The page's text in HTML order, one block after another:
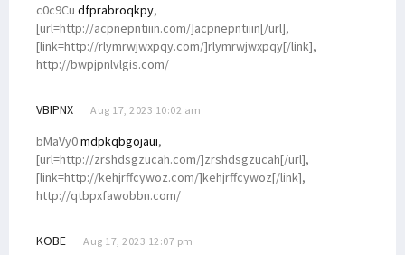
c0c9Cu dfprabroqkpy,
[url=http://acpnepntiiin.com/]acpnepntiiin[/url],
[link=http://rlymrwjwxpqy.com/]rlymrwjwxpqy[/link],
http://bwpjpnlvlgis.com/
VBIPNX Aug 17, 2023 10:02 am
bMaVy0mdpkqbgojaui,
[url=http://zrshdsgzucah.com/]zrshdsgzucah[/url],
[link=http://kehjrffcywoz.com/]kehjrffcywoz[/link],
http://qtbpxfawobbn.com/
KOBE Aug 17, 2023 12:07 pm